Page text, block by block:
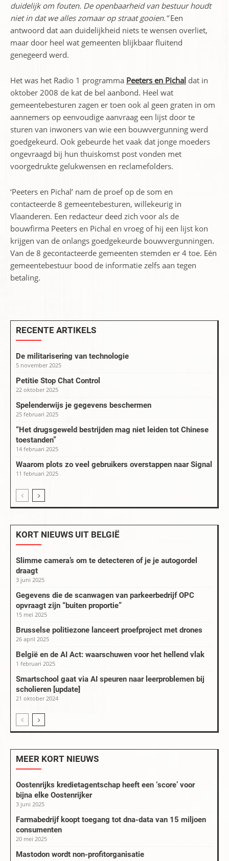
duidelijk om fouten. De openbaarheid van bestuur houdt
niet in dat we alles zomaar op straat gooien.”Een
antwoord dat aan duidelijkheid niets te wensen overliet,
maar door heel wat gemeenten blijkbaar fluitend
genegeerd werd.
Het was het Radio 1 programma Peeters en Pichal dat in
oktober 2008 de kat de bel aanbond. Heel wat
gemeentebesturen zagen er toen ook al geen graten in om
aannemers op eenvoudige aanvraag een lijst door te
sturen van inwoners van wie een bouwvergunning werd
goedgekeurd. Ook gebeurde het vaak dat jonge moeders
ongevraagd bij hun thuiskomst post vonden met
voorgedrukte gelukwensen en reclamefolders.
‘Peeters en Pichal’ nam de proef op de som en
contacteerde 8 gemeentebesturen, willekeurig in
Vlaanderen. Een redacteur deed zich voor als de
bouwfirma Peeters en Pichal en vroeg of hij een lijst kon
krijgen van de onlangs goedgekeurde bouwvergunningen.
Van de 8 gecontacteerde gemeenten stemden er 4 toe. Eén
gemeentebestuur bood de informatie zelfs aan tegen
betaling.
RECENTE ARTIKELS
De militarisering van technologie
5 november 2025
Petitie Stop Chat Control
22 oktober 2025
Spelenderwijs je gegevens beschermen
25 februari 2025
“Het drugsgeweld bestrijden mag niet leiden tot Chinese
toestanden”
14 februari 2025
Waarom plots zo veel gebruikers overstappen naar Signal
11 februari 2025
KORT NIEUWS UIT BELGIË
Slimme camera’s om te detecteren of je je autogordel
draagt
3 juni 2025
Gegevens die de scanwagen van parkeerbedrijf OPC
opvraagt zijn “buiten proportie”
15 mei 2025
Brusselse politiezone lanceert proefproject met drones
26 april 2025
België en de AI Act: waarschuwen voor het hellend vlak
1 februari 2025
Smartschool gaat via AI speuren naar leerproblemen bij
scholieren [update]
21 oktober 2024
MEER KORT NIEUWS
Oostenrijks kredietagentschap heeft een ‘score’ voor
bijna elke Oostenrijker
3 juni 2025
Farmabedrijf koopt toegang tot dna-data van 15 miljoen
consumenten
20 mei 2025
Mastodon wordt non-profitorganisatie